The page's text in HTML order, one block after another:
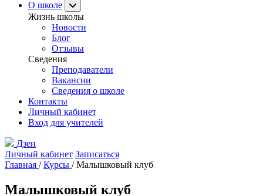
О школе
Жизнь школы
Новости
Блог
Отзывы
Сведения
Преподаватели
Вакансии
Сведения о школе
Контакты
Личный кабинет
Вход для учителей
Дзен
Личный кабинет Записаться
Главная /Курсы /Малышковый клуб
Малышковый клуб